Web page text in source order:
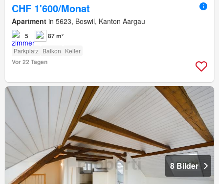
CHF 1'600/Monat
Apartment in 5623, Boswil, Kanton Aargau
5 87 m²
Parkplatz Balkon Keller
Vor 22 Tagen
8 Bilder